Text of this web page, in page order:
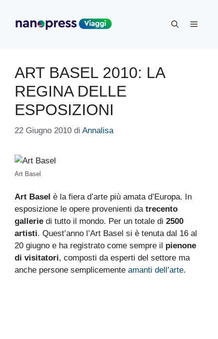
contenuto
Menu
ART BASEL 2010: LA
REGINA DELLE
ESPOSIZIONI
22 Giugno 2010 di Annalisa
Art Basel
Art Basel è la fiera d’arte più amata d’Europa. In
esposizione le opere provenienti da trecento
gallerie di tutto il mondo. Per un totale di 2500
artisti. Quest’anno l’Art Basel si è tenuta dal 16 al
20 giugno e ha registrato come sempre il pienone
di visitatori, composti da esperti del settore ma
anche persone semplicemente amanti dell’arte.